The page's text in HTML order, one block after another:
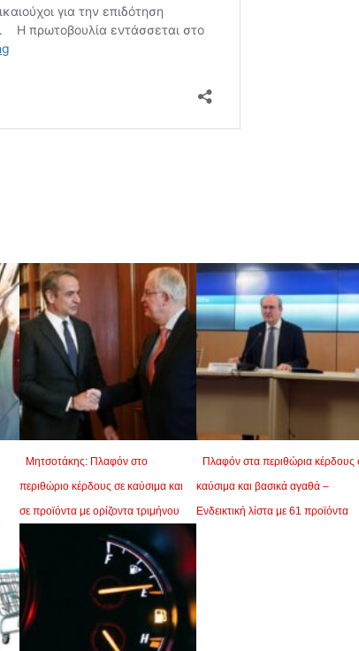
Μητσοτάκης: Πλαφόν στο
περιθώριο κέρδους σε καύσιμα και
σε προϊόντα με ορίζοντα τριμήνου
Πλαφόν στα περιθώρια κέρδους
καύσιμα και βασικά αγαθά –
Ενδεικτική λίστα με 61 προϊόντα